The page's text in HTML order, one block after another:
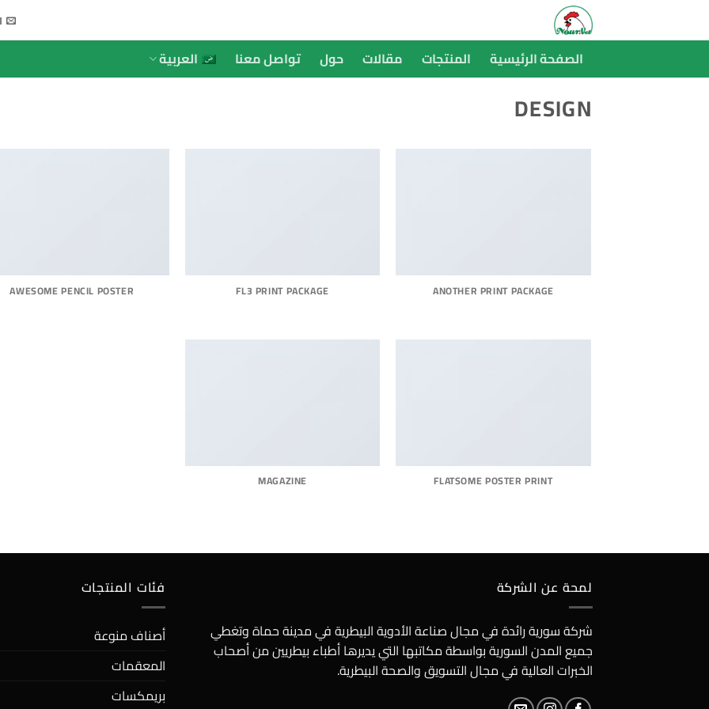
الصفحة الرئيسية المنتجات مقالات حول تواصل معنا العربية
DESIGN
ANOTHER PRINT PACKAGE
FL3 PRINT PACKAGE
AWESOME PENCIL POSTER
FLATSOME POSTER PRINT
MAGAZINE
لمحة عن الشركة
شركة سورية رائدة في مجال صناعة الأدوية البيطرية في مدينة حماة وتغطي
جميع المدن السورية بواسطة مكاتبها التي يديرها أطباء بيطريين من أصحاب
الخبرات العالية في مجال التسويق والصحة البيطرية.
فئات المنتجات
أصناف منوعة
المعقمات
بريمكسات